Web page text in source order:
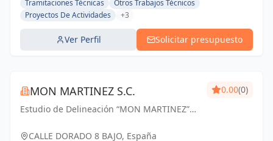
Tramitaciones Técnicas
Otros Trabajos Técnicos
Proyectos De Actividades
+3
Ver Perfil Solicitar presupuesto
MON MARTINEZ S.C.
Estudio de Delineación “MON MARTINEZ”
de 25 años de experiencia. Entendemos
0.00(0)
CALLE DORADO 8 BAJO, España